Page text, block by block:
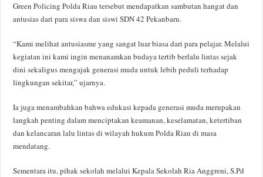
Green Policing Polda Riau tersebut mendapatkan sambutan hangat dan
antusias dari para siswa dan siswi SDN 42 Pekanbaru.
“Kami melihat antusiasme yang sangat luar biasa dari para pelajar. Melalui
kegiatan ini kami ingin menanamkan budaya tertib berlalu lintas sejak
dini sekaligus mengajak generasi muda untuk lebih peduli terhadap
lingkungan sekitar,” ujarnya.
Ia juga menambahkan bahwa edukasi kepada generasi muda merupakan
langkah penting dalam menciptakan keamanan, keselamatan, ketertiban
dan kelancaran lalu lintas di wilayah hukum Polda Riau di masa
mendatang.
Sementara itu, pihak sekolah melalui Kepala Sekolah Ria Anggreni, S.Pd